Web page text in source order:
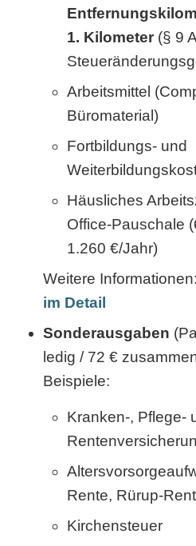
1. Kilometer (§ 9
Arbeitsmittel
Büromaterial)
Fortbildungs- und
Häusliches
Office-Pauschale
1.260 €/Jahr)
Weitere Informationen:
im Detail
Sonderausgaben
ledig / 72 €
Beispiele:
Kranken-, Pflege-
Rente, Rürup-
Kirchensteuer